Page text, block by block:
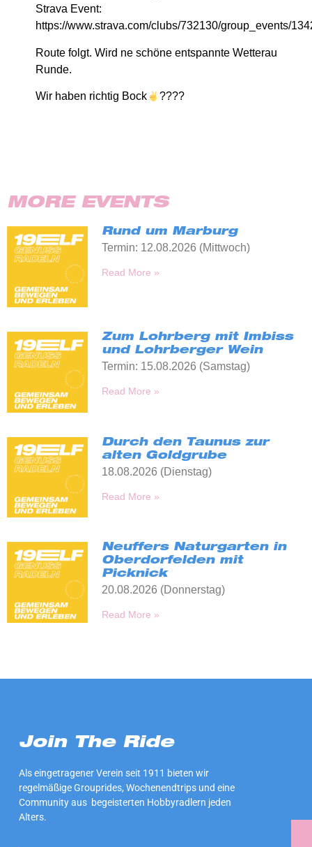
Strava Event:
https://www.strava.com/clubs/732130/group_events/
Route folgt. Wird ne schöne entspannte Wetterau
Runde.
Wir haben richtig Bock ????
MORE EVENTS
Rund um Marburg
Termin: 12.08.2026 (Mittwoch)
Read More »
Zum Lohrberg mit Imbiss
und Lohrberger Wein
Termin: 15.08.2026 (Samstag)
Read More »
Durch den Taunus zur
alten Goldgrube
18.08.2026 (Dienstag)
Read More »
Neuffers Naturgarten in
Oberdorfelden mit
Picknick
20.08.2026 (Donnerstag)
Read More »
Join The Ride
Als eingetragener Verein seit 1911 bieten wir
regelmäßige Grouprides, Wochenendtrips und eine
Community aus begeisterten Hobbyradlern jeden
Alters.